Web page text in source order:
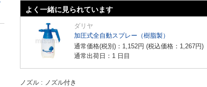
よく一緒に見られています
ダリヤ
加圧式全自動スプレー（樹脂製）
通常価格(税別)： 1,152円 (税込価格： 1,267円)
通常出荷日：1 日目
ノズル
ノズル付き